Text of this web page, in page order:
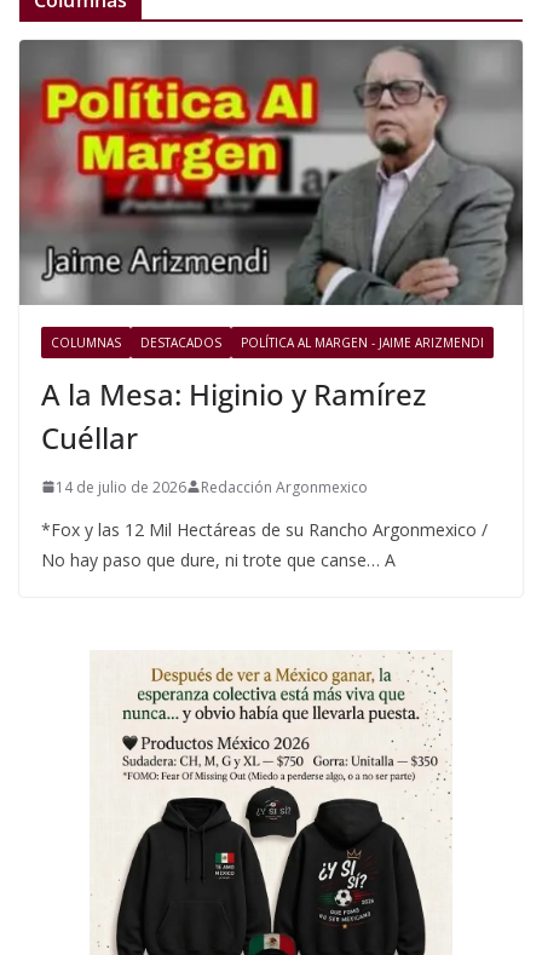
COLUMNAS DESTACADOS POLÍTICA AL MARGEN - JAIME ARIZMENDI
A la Mesa: Higinio y Ramírez
Cuéllar
14 de julio de 2026 Redacción Argonmexico
*Fox y las 12 Mil Hectáreas de su Rancho Argonmexico /
No hay paso que dure, ni trote que canse… A